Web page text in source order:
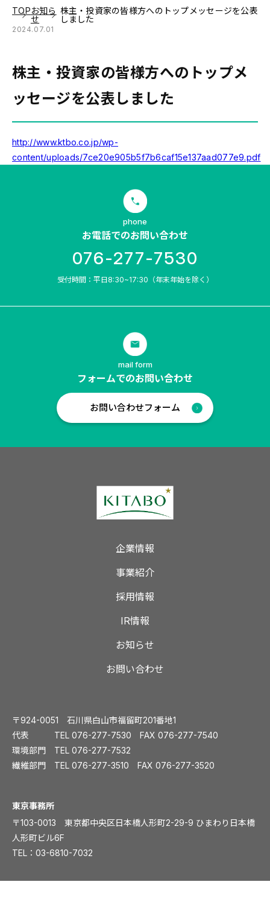
TOPお知ら
せ
株主・投資家の皆様方へのトップメッセージを公表
しました
2024.07.01
株主・投資家の皆様方へのトップメ
ッセージを公表しました
http://www.ktbo.co.jp/wp-
content/uploads/7ce20e905b5f7b6caf15e137aad077e9.pdf
phone
お電話でのお問い合わせ
076-277-7530
受付時間：平日8:30~17:30（年末年始を除く）
mail form
フォームでのお問い合わせ
お問い合わせフォーム
企業情報
事業紹介
採用情報
IR情報
お知らせ
お問い合わせ
〒924-0051 石川県白山市福留町201番地1
代表 TEL 076-277-7530 FAX 076-277-7540
環境部門 TEL 076-277-7532
繊維部門 TEL 076-277-3510 FAX 076-277-3520
️東京事務所
〒103-0013 東京都中央区日本橋人形町2-29-9 ひまわり日本橋
人形町ビル6F
TEL： 03-6810-7032